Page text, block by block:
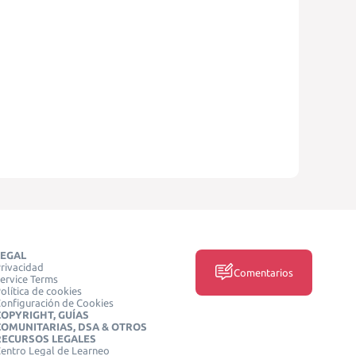
Terms
de cookies
de Cookies
GUÍAS
DSA & OTROS
LEGALES
Legal de Learneo
Comentarios